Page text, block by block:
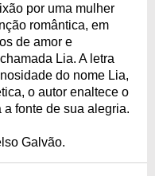
por uma mulher
romântica, em
de amor e
Lia. A letra
do nome Lia,
o autor enaltece o
fonte de sua alegria.
Galvão.